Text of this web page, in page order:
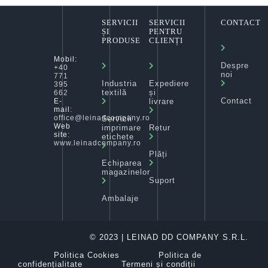
Mobil:
+40
771
395
662
E-
mail:
office@leinadcompany.ro
Web
site:
www.leinadcompany.ro
SERVICII
ȘI
PRODUSE
Industria
textilă
Servicii
imprimare
etichete
Echiparea
magazinelor
Ambalaje
SERVICII
PENTRU
CLIENȚI
Expediere
și
livrare
Retur
Plăți
Suport
CONTACT
Despre
noi
Contact
© 2023 | LEINAD DD COMPANY S.R.L.
Politica Cookies
Politica de
confidențialitate
Termeni și condiții